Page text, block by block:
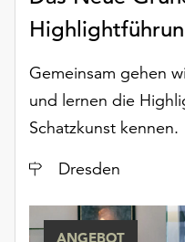
Gemeinsam gehen
und lernen die
Schatzkunst kennen.
Ort
Dresden
ANGEBOT